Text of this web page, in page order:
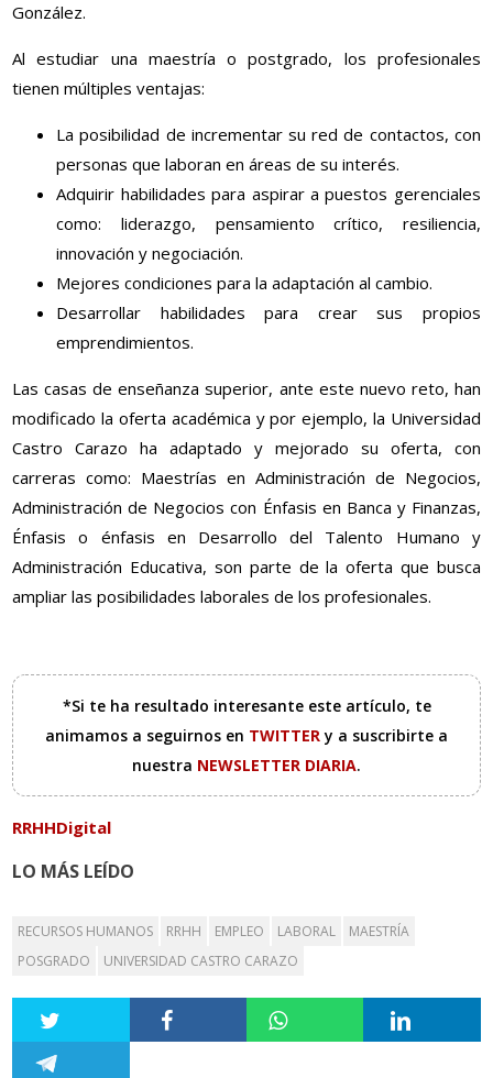
González.
Al estudiar una maestría o postgrado, los profesionales
tienen múltiples ventajas:
La posibilidad de incrementar su red de contactos, con
personas que laboran en áreas de su interés.
Adquirir habilidades para aspirar a puestos gerenciales
como: liderazgo, pensamiento crítico, resiliencia,
innovación y negociación.
Mejores condiciones para la adaptación al cambio.
Desarrollar habilidades para crear sus propios
emprendimientos.
Las casas de enseñanza superior, ante este nuevo reto, han
modificado la oferta académica y por ejemplo, la Universidad
Castro Carazo ha adaptado y mejorado su oferta, con
carreras como: Maestrías en Administración de Negocios,
Administración de Negocios con Énfasis en Banca y Finanzas,
Énfasis o énfasis en Desarrollo del Talento Humano y
Administración Educativa, son parte de la oferta que busca
ampliar las posibilidades laborales de los profesionales.
*Si te ha resultado interesante este artículo, te
animamos a seguirnos en TWITTERy a suscribirte a
nuestra NEWSLETTER DIARIA.
RRHHDigital
LO MÁS LEÍDO
RECURSOS HUMANOS RRHH EMPLEO LABORAL
MAESTRÍA
POSGRADO
UNIVERSIDAD CASTRO CARAZO